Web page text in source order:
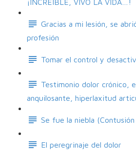
¡INCREÍBLE, VIVO LA VIDA…!
Gracias a mi lesión, se
profesión
Tomar el control y
Testimonio dolor crónico,
anquilosante, hiperlaxitud
Se fue la niebla
El peregrinaje del dolor